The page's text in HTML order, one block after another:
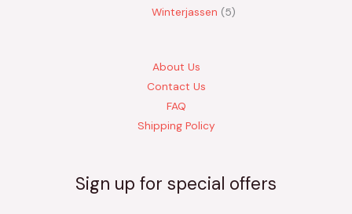
Winterjassen
5
About Us
Contact Us
FAQ
Shipping Policy
Sign up for special offers